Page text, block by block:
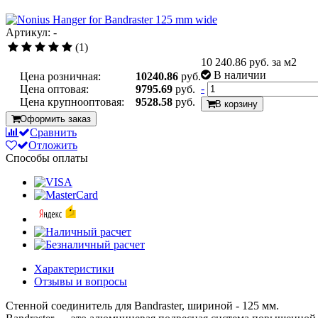
Артикул: -
(1)
Цена розничная: 10240.86 руб.
Цена оптовая:
9795.69 руб.
Цена крупнооптовая:
9528.58 руб.
10 240.86 руб. за м2
В наличии
-
В корзину
Оформить заказ
Сравнить
Отложить
Способы оплаты
Характеристики
Отзывы и вопросы
Стенной соединитель для Bandraster, шириной - 125 мм.